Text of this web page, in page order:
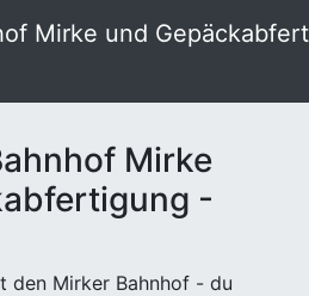
Mirke und
Mirke
-
den Mirker Bahnhof - du